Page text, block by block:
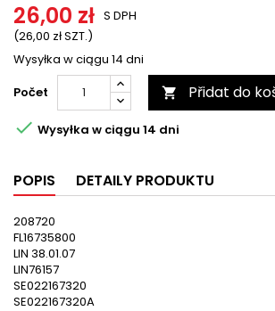
26,00 zł
(26,00 zł SZT.)
S DPH
Wysyłka w ciągu 14 dni
Počet
 Přidat do
 Wysyłka w ciągu 14 dni
POPIS DETAILY PRODUKTU
208720
FL16735800
LIN 38.01.07
LIN76157
SE022167320
SE022167320A